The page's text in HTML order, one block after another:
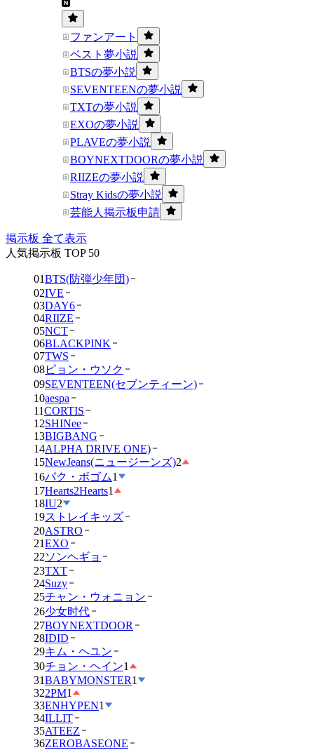
ファンアート
ベスト夢小説
BTSの夢小説
SEVENTEENの夢小説
TXTの夢小説
EXOの夢小説
PLAVEの夢小説
BOYNEXTDOORの夢小説
RIIZEの夢小説
Stray Kidsの夢小説
芸能人掲示板申請
掲示板 全て表示
人気掲示板 TOP 50
01BTS(防弾少年団)
02IVE
03DAY6
04RIIZE
05NCT
06BLACKPINK
07TWS
08ピョン・ウソク
09SEVENTEEN(セブンティーン)
10aespa
11CORTIS
12SHINee
13BIGBANG
14ALPHA DRIVE ONE)
15NewJeans(ニュージーンズ)2
16パク・ボゴム1
17Hearts2Hearts1
18IU2
19ストレイキッズ
20ASTRO
21EXO
22ソンヘギョ
23TXT
24Suzy
25チャン・ウォニョン
26少女时代
27BOYNEXTDOOR
28IDID
29キム・ヘユン
30チョン・ヘイン1
31BABYMONSTER1
322PM1
33ENHYPEN1
34ILLIT
35ATEEZ
36ZEROBASEONE